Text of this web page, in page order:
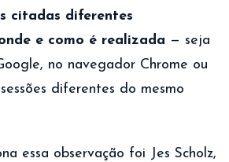
citadas diferentes
e como é realizada — seja
no navegador Chrome ou
diferentes do mesmo
essa observação foi Jes Scholz,